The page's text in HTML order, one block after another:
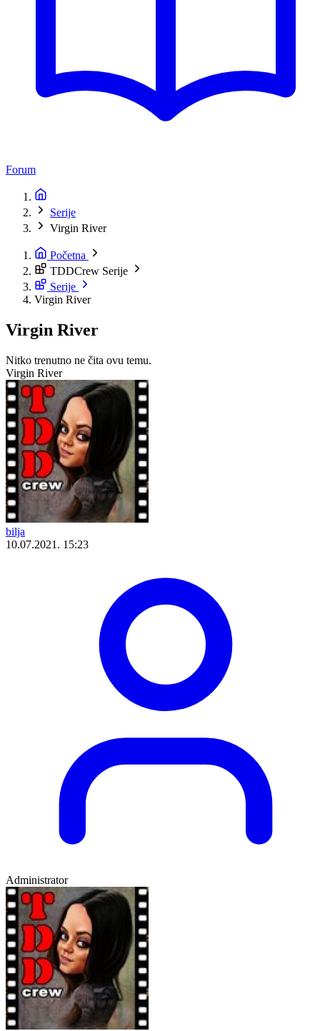
Forum
Serije
Virgin River
Početna
TDDCrew Serije
Serije
Virgin River
Virgin River
Nitko trenutno ne čita ovu temu.
Virgin River
bilja
10.07.2021. 15:23
Administrator